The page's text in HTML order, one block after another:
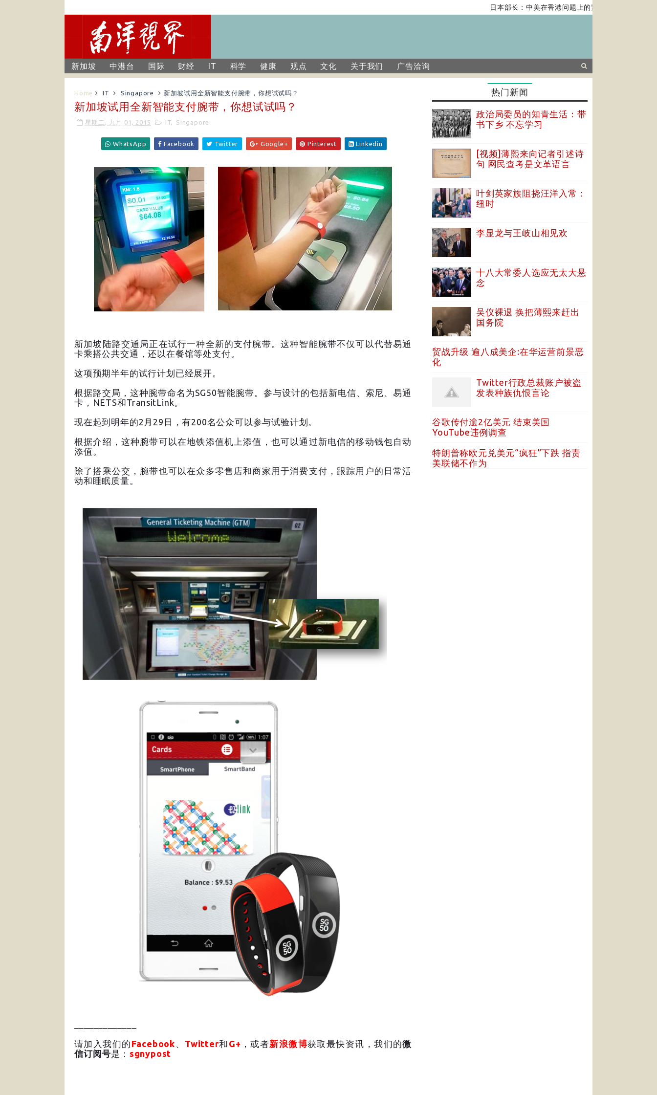
日本部长：中美在香港问题上的紧张关系对全球经济构成
新加坡 中港台 国际 财经 IT 科学 健康 观点 文化 关于我们 广告洽询
Home IT Singapore 新加坡试用全新智能支付腕带，你想试试吗？
新加坡试用全新智能支付腕带，你想试试吗？
星期二, 九月 01, 2015 IT, Singapore
WhatsApp Facebook Twitter Google+ Pinterest Linkedin
新加坡陆路交通局正在试行一种全新的支付腕带。这种智能腕带不仅可以代替易通
卡乘搭公共交通，还以在餐馆等处支付。
这项预期半年的试行计划已经展开。
根据路交局，这种腕带命名为SG50智能腕带。参与设计的包括新电信、索尼、易通
卡，NETS和TransitLink。
现在起到明年的2月29日，有200名公众可以参与试验计划。
根据介绍，这种腕带可以在地铁添值机上添值，也可以通过新电信的移动钱包自动
添值。
除了搭乘公交，腕带也可以在众多零售店和商家用于消费支付，跟踪用户的日常活
动和睡眠质量。
请加入我们的 Facebook 、 Twitter和 G+ ，或者新浪微博获取最快资讯，我们的微
信订阅号是： sgnypost
热门新闻
政治局委员的知青生活：带
书下乡 不忘学习
[视频]薄熙来向记者引述诗
句 网民查考是文革语言
叶剑英家族阻挠汪洋入常：
纽时
李显龙与王岐山相见欢
十八大常委人选应无太大悬
念
吴仪裸退 换把薄熙来赶出
国务院
贸战升级 逾八成美企:在华运营前景恶
化
Twitter行政总裁账户被盗
发表种族仇恨言论
谷歌传付逾2亿美元 结束美国
YouTube违例调查
特朗普称欧元兑美元“疯狂”下跌 指责
美联储不作为